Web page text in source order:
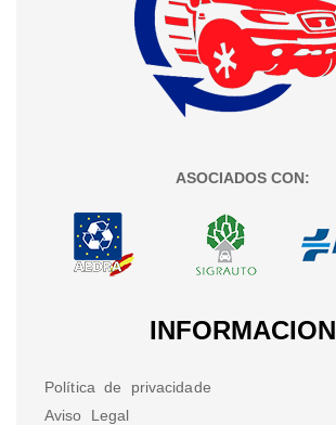
ASOCIADOS CON:
INFORMACION
Política de privacidade
Aviso Legal